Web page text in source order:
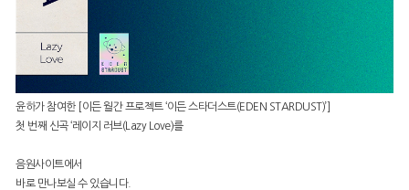
윤하가 참여한 [이든 월간 프로젝트 ‘이든 스타더스트(EDEN STARDUST)’]
첫 번째 신곡 ‘레이지 러브(Lazy Love)를
음원사이트에서
바로 만나보실 수 있습니다.